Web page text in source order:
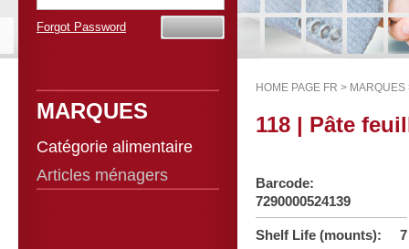
Forgot Password
MARQUES
Catégorie alimentaire
Articles ménagers
HOME PAGE FR > MARQUES
118 | Pâte
Barcode:
7290000524139
Shelf Life (mounts): 7